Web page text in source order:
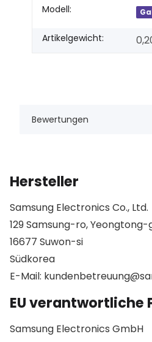
Modell:
Artikelgewicht:
Bewertungen
Hersteller
Samsung Electronics Co., Ltd.
129 Samsung-ro, Yeongtong-
16677 Suwon-si
Südkorea
E-Mail:
EU verantwortliche
Samsung Electronics GmbH